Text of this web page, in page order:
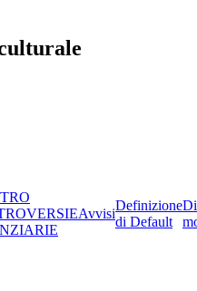
Avvisi
Definizione
di Default